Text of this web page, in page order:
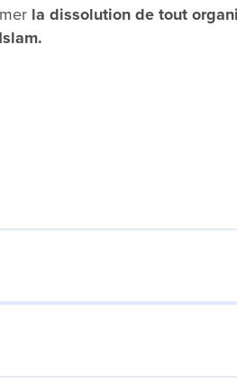
la dissolution de tout